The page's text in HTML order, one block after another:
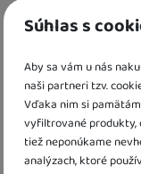
Súhlas s
Aby sa vám u nás
naši partneri tzv.
Vďaka nim si
vyfiltrované produkty,
tiež neponúkame
analýzach, ktoré
kód:SV6435EAN:
V tomto leporele s
zoznámia s
fotografie s